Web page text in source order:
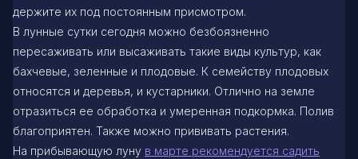
держите их под постоянным присмотром.
В лунные сутки сегодня можно безбоязненно
пересаживать или высаживать такие виды культур, как
бахчевые, зеленные и плодовые. К семейству плодовых
относятся и деревья, и кустарники. Отлично на земле
отразиться ее обработка и умеренная подкормка. Полив
благоприятен. Также можно прививать растения.
На прибывающую луну в марте рекомендуется садить